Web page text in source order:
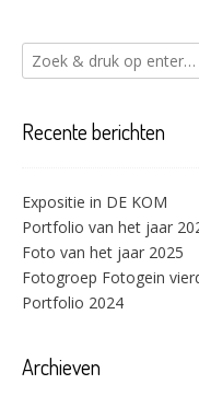
Recente berichten
Expositie in DE KOM
Portfolio van het jaar
Foto van het jaar 2025
Fotogroep Fotogein
Portfolio 2024
Archieven